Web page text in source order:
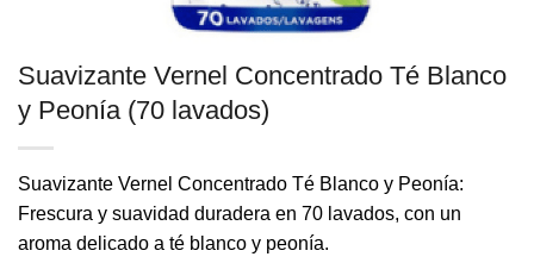
Suavizante Vernel Concentrado Té Blanco
y Peonía (70 lavados)
Suavizante Vernel Concentrado Té Blanco y Peonía:
Frescura y suavidad duradera en 70 lavados, con un
aroma delicado a té blanco y peonía.